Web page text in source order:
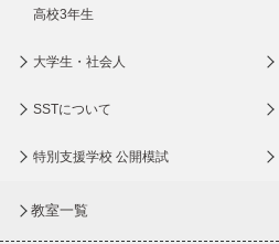
高校3年生
大学生・社会人
SSTについて
特別支援学校 公開模試
教室一覧